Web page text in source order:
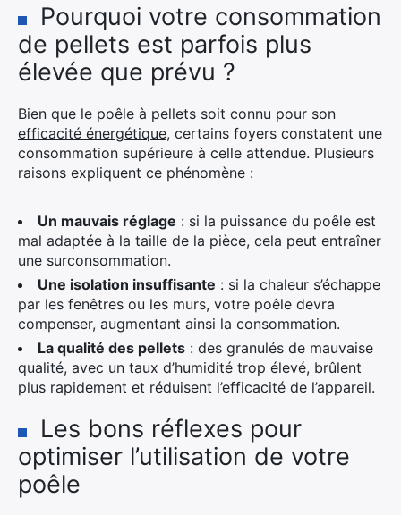
Pourquoi votre consommation
de pellets est parfois plus
élevée que prévu ?
Bien que le poêle à pellets soit connu pour son
efficacité énergétique, certains foyers constatent une
consommation supérieure à celle attendue. Plusieurs
raisons expliquent ce phénomène :
Un mauvais réglage : si la puissance du poêle est
mal adaptée à la taille de la pièce, cela peut entraîner
une surconsommation.
Une isolation insuffisante : si la chaleur s’échappe
par les fenêtres ou les murs, votre poêle devra
compenser, augmentant ainsi la consommation.
La qualité des pellets : des granulés de mauvaise
qualité, avec un taux d’humidité trop élevé, brûlent
plus rapidement et réduisent l’efficacité de l’appareil.
Les bons réflexes pour
optimiser l’utilisation de votre
poêle